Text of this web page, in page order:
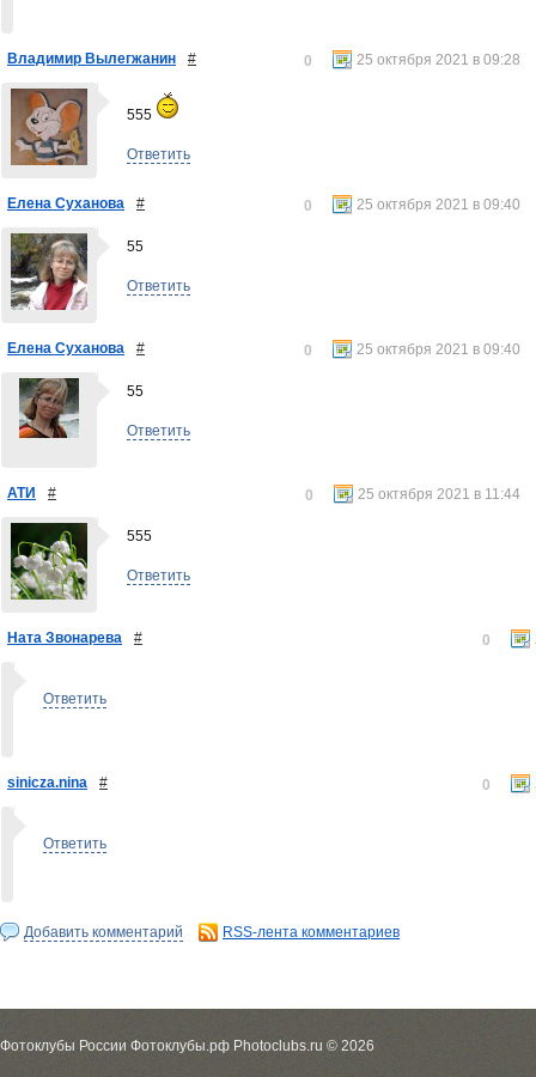
Владимир Вылегжанин # 25 октября 2021 в 09:28
0
555
Ответить
Елена Суханова # 25 октября 2021 в 09:40
0
55
Ответить
Елена Суханова # 25 октября 2021 в 09:40
0
55
Ответить
АТИ # 25 октября 2021 в 11:44
0
555
Ответить
Ната Звонарева # 0
Ответить
sinicza.nina # 0
Ответить
Добавить комментарий RSS-лента комментариев
Фотоклубы России Фотоклубы.рф Photoclubs.ru © 2026